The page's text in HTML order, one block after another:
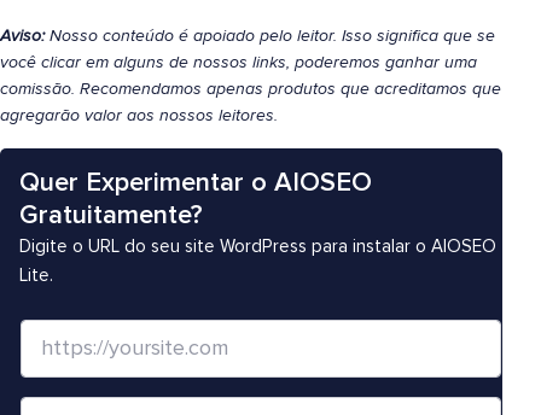
Aviso:Nosso conteúdo é apoiado pelo leitor. Isso significa que se
você clicar em alguns de nossos links, poderemos ganhar uma
comissão. Recomendamos apenas produtos que acreditamos que
agregarão valor aos nossos leitores.
Quer Experimentar o AIOSEO
Gratuitamente?
Digite o URL do seu site WordPress para instalar o AIOSEO
Lite.
t